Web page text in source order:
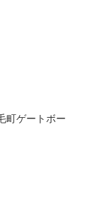
町ゲートボー